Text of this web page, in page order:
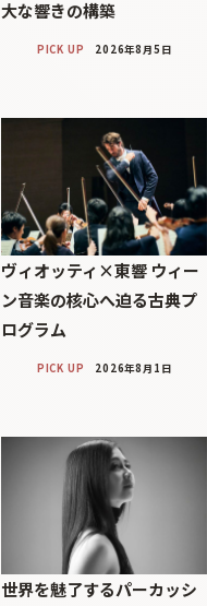
大な響きの構築
PICK UP 2026年8月5日
ヴィオッティ×東響 ウィー
ン音楽の核心へ迫る古典プ
ログラム
PICK UP 2026年8月1日
世界を魅了するパーカッシ